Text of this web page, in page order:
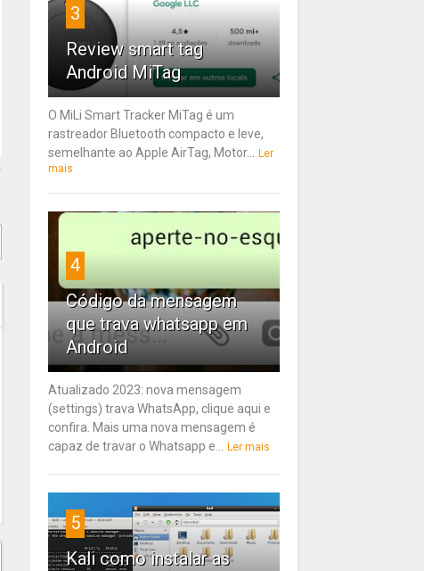
3
Review smart tag
Android MiTag
O MiLi Smart Tracker MiTag é um
rastreador Bluetooth compacto e leve,
semelhante ao Apple AirTag, Motor...
Ler
mais
4
Código da mensagem
que trava whatsapp em
Android
Atualizado 2023: nova mensagem
(settings) trava WhatsApp, clique aqui e
confira. Mais uma nova mensagem é
capaz de travar o Whatsapp e...
Ler mais
5
Kali como instalar as